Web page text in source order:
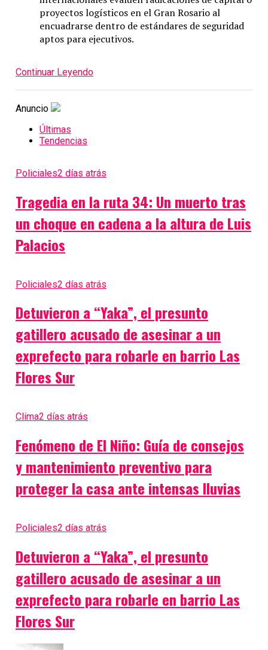
proyectos logísticos en el Gran Rosario al
encuadrarse dentro de estándares de seguridad
aptos para ejecutivos.
Continuar Leyendo
Anuncio
Últimas
Tendencias
Policiales2 días atrás
Tragedia en la ruta 34: Un muerto tras
un choque en cadena a la altura de Luis
Palacios
Policiales2 días atrás
Detuvieron a “Yaka”, el presunto
gatillero acusado de asesinar a un
exprefecto para robarle en barrio Las
Flores Sur
Clima2 días atrás
Fenómeno de El Niño: Guía de consejos
y mantenimiento preventivo para
proteger la casa ante intensas lluvias
Policiales2 días atrás
Detuvieron a “Yaka”, el presunto
gatillero acusado de asesinar a un
exprefecto para robarle en barrio Las
Flores Sur